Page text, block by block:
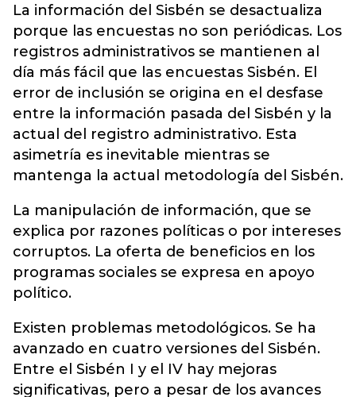
La información del Sisbén se desactualiza
porque las encuestas no son periódicas. Los
registros administrativos se mantienen al
día más fácil que las encuestas Sisbén. El
error de inclusión se origina en el desfase
entre la información pasada del Sisbén y la
actual del registro administrativo. Esta
asimetría es inevitable mientras se
mantenga la actual metodología del Sisbén.
La manipulación de información, que se
explica por razones políticas o por intereses
corruptos. La oferta de beneficios en los
programas sociales se expresa en apoyo
político.
Existen problemas metodológicos. Se ha
avanzado en cuatro versiones del Sisbén.
Entre el Sisbén I y el IV hay mejoras
significativas, pero a pesar de los avances